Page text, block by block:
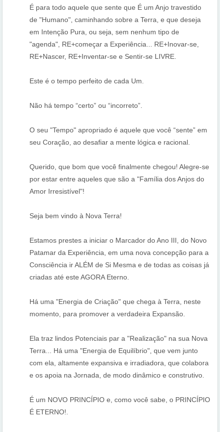
É para todo aquele que sente que É um Anjo travestido
de "Humano", caminhando sobre a Terra, e que deseja
em Intenção Pura, ou seja, sem nenhum tipo de
"agenda", RE+começar a Experiência... RE+Inovar-se,
RE+Nascer, RE+Inventar-se e Sentir-se LIVRE.
Este é o tempo perfeito de cada Um.
Não há tempo “certo” ou “incorreto”.
O seu "Tempo" apropriado é aquele que você “sente” em
seu Coração, ao desafiar a mente lógica e racional.
Querido, que bom que você finalmente chegou! Alegre-se
por estar entre aqueles que são a "Família dos Anjos do
Amor Irresistível"!
Seja bem vindo à Nova Terra!
Estamos prestes a iniciar o Marcador do Ano III, do Novo
Patamar da Experiência, em uma nova concepção para a
Consciência ir ALÉM de Si Mesma e de todas as coisas já
criadas até este AGORA Eterno.
Há uma "Energia de Criação" que chega à Terra, neste
momento, para promover a verdadeira Expansão.
Ela traz lindos Potenciais par a "Realização" na sua Nova
Terra... Há uma "Energia de Equilíbrio", que vem junto
com ela, altamente expansiva e irradiadora, que colabora
e os apoia na Jornada, de modo dinâmico e construtivo.
É um NOVO PRINCÍPIO e, como você sabe, o PRINCÍPIO
É ETERNO!.